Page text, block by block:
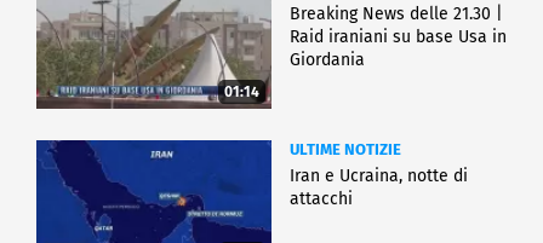
01:14
Breaking News delle 21.30 |
Raid iraniani su base Usa in
Giordania
ULTIME NOTIZIE
Iran e Ucraina, notte di
attacchi